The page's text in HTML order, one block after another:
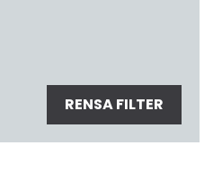
RENSA FILTER